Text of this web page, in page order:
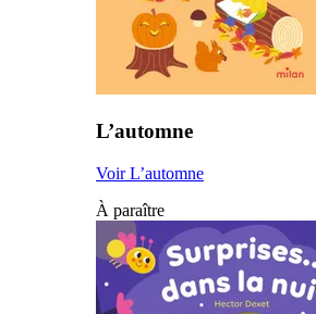
L’automne
Voir L’automne
À paraître